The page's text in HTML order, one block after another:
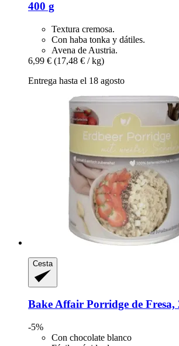
400 g
Textura cremosa.
Con haba tonka y dátiles.
Avena de Austria.
6,99 € (17,48 € / kg)
Entrega hasta el 18 agosto
Cesta
Bake Affair Porridge de Fresa,
-5%
Con chocolate blanco